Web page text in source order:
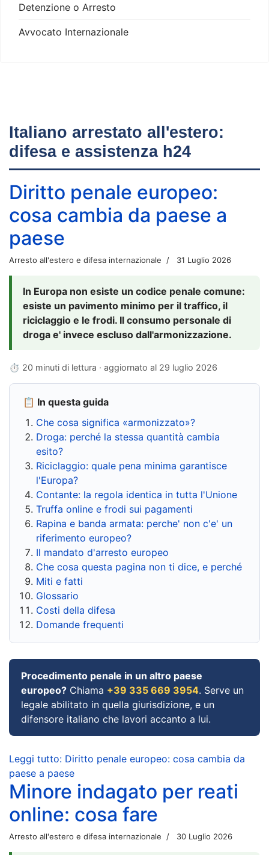
Detenzione o Arresto
Avvocato Internazionale
Italiano arrestato all'estero:
difesa e assistenza h24
Diritto penale europeo:
cosa cambia da paese a
paese
Arresto all'estero e difesa internazionale 31 Luglio 2026
In Europa non esiste un codice penale comune:
esiste un pavimento minimo per il traffico, il
riciclaggio e le frodi. Il consumo personale di
droga e' invece escluso dall'armonizzazione.
⏱ 20 minuti di lettura · aggiornato al 29 luglio 2026
📋 In questa guida
Che cosa significa «armonizzato»?
Droga: perché la stessa quantità cambia
esito?
Riciclaggio: quale pena minima garantisce
l'Europa?
Contante: la regola identica in tutta l'Unione
Truffa online e frodi sui pagamenti
Rapina e banda armata: perche' non c'e' un
riferimento europeo?
Il mandato d'arresto europeo
Che cosa questa pagina non ti dice, e perché
Miti e fatti
Glossario
Costi della difesa
Domande frequenti
Procedimento penale in un altro paese
europeo? Chiama +39 335 669 3954. Serve un
legale abilitato in quella giurisdizione, e un
difensore italiano che lavori accanto a lui.
Leggi tutto: Diritto penale europeo: cosa cambia da
paese a paese
Minore indagato per reati
online: cosa fare
Arresto all'estero e difesa internazionale 30 Luglio 2026